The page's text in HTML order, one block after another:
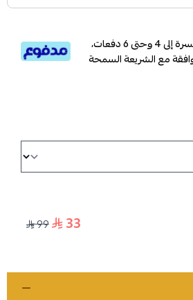
قسم دفعاتك بطريقة ميسرة إلى 4 وحتى 6 دفعات،
مع الشريعة السمحة
33
99